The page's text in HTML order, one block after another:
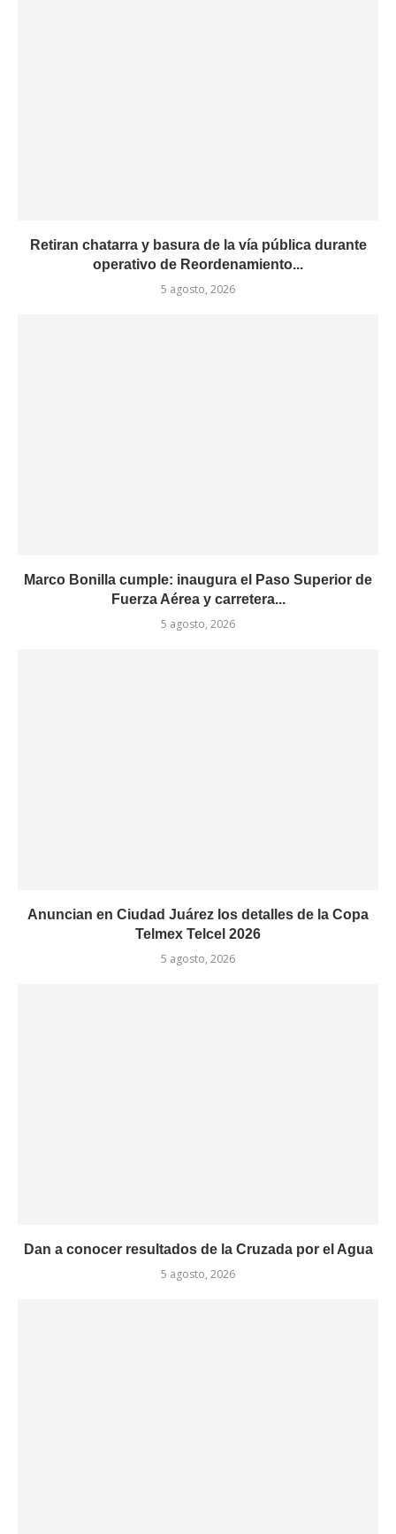
Retiran chatarra y basura de la vía pública durante
operativo de Reordenamiento...
5 agosto, 2026
Marco Bonilla cumple: inaugura el Paso Superior de
Fuerza Aérea y carretera...
5 agosto, 2026
Anuncian en Ciudad Juárez los detalles de la Copa
Telmex Telcel 2026
5 agosto, 2026
Dan a conocer resultados de la Cruzada por el Agua
5 agosto, 2026